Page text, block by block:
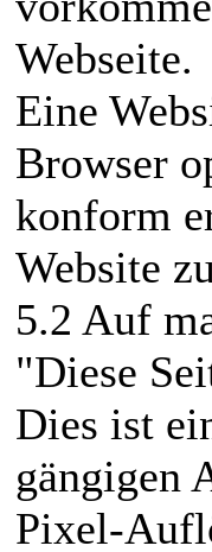
Webseite.
Eine
Browser
konform
Website
5.2 Auf
"Diese
Dies ist
gängigen
Pixel-